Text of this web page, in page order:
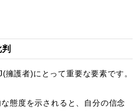
擁護者)にとって重要な要素です。
態度を示されると、自分の信念